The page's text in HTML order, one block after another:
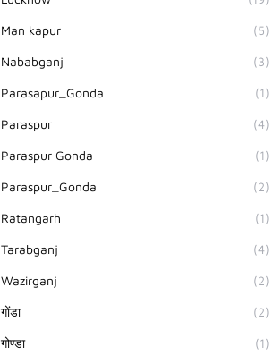
Man kapur (5)
Nababganj (3)
Parasapur_Gonda (1)
Paraspur (4)
Paraspur Gonda (1)
Paraspur_Gonda (2)
Ratangarh (1)
Tarabganj (4)
Wazirganj (2)
गोंडा (2)
गोण्डा (1)